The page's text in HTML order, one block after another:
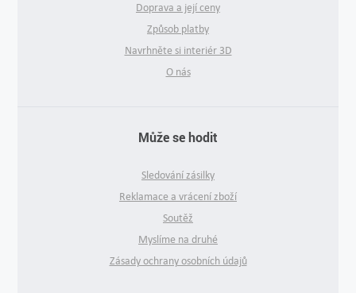
Doprava a její ceny
Způsob platby
Navrhněte si interiér 3D
O nás
Může se hodit
Sledování zásilky
Reklamace a vrácení zboží
Soutěž
Myslíme na druhé
Zásady ochrany osobních údajů